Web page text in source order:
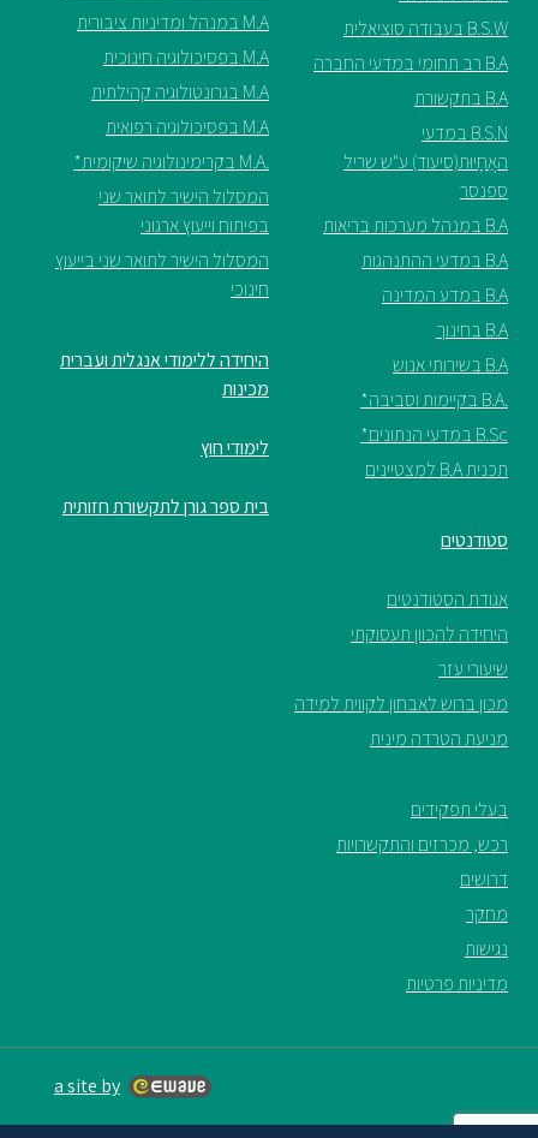
B.S.W בעבודה סוציאלית
B.A רב תחומי במדעי החברה
B.A בתקשורת
B.S.N במדעי
האֲחָיוּת(סיעוד) ע"ש שריל
ספנסר
B.A במנהל מערכות בריאות
B.A במדעי ההתנהגות
B.A במדע המדינה
B.A בחינוך
B.A בשירותי אנוש
.B.A בקיימות וסביבה*
B.Sc במדעי הנתונים*
תכנית B.A למצטיינים
M.A במנהל ומדיניות ציבורית
M.A בפסיכולוגיה חינוכית
M.A בגרונטולוגיה קהילתית
M.A בפסיכולוגיה רפואית
.M.A בקרימינולוגיה שיקומית*
המסלול הישיר לתואר שני
בפיתוח וייעוץ ארגוני
המסלול הישיר לתואר שני בייעוץ
חינוכי
היחידה ללימודי אנגלית ועברית
מכינות
לימודי חוץ
בית ספר גורן לתקשורת חזותית
סטודנטים
אגודת הסטודנטים
היחידה להכוון תעסוקתי
שיעורי עזר
מכון ברוש לאבחון לקווית למידה
מניעת הטרדה מינית
בעלי תפקידים
רכש, מכרזים והתקשרויות
דרושים
מחקר
נגישות
מדיניות פרטיות
a site by